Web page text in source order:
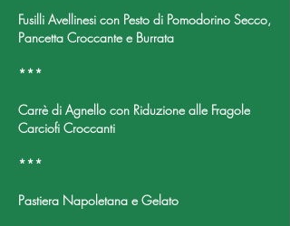
Fusilli Avellinesi con Pesto di Pomodorino Secco,
Pancetta Croccante e Burrata
***
Carrè di Agnello con Riduzione alle Fragole
Carciofi Croccanti
***
Pastiera Napoletana e Gelato